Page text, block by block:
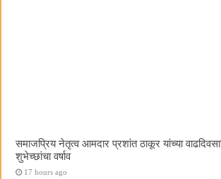
समाजप्रिय नेतृत्व आमदार प्रशांत ठाकूर यांच्या
शुभेच्छांचा वर्षाव
17 hours ago